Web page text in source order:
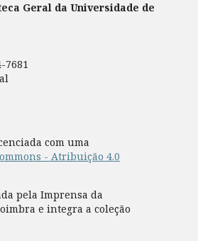
Geral da Universidade de
7681
com uma
- Atribuição 4.0
pela Imprensa da
e integra a coleção